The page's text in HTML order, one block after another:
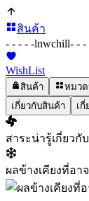
สินค้า
- - - - -lnwchill- - -
WishList
สินค้า หมว
เกี่ยวกับสินค้า
เกี่
สาระน่ารู้เกี่ยวกั
ผลข้างเคียงที่อ